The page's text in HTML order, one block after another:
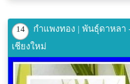
14
กำแพงทอง | พันธุ์ดาหลา
เชียงใหม่